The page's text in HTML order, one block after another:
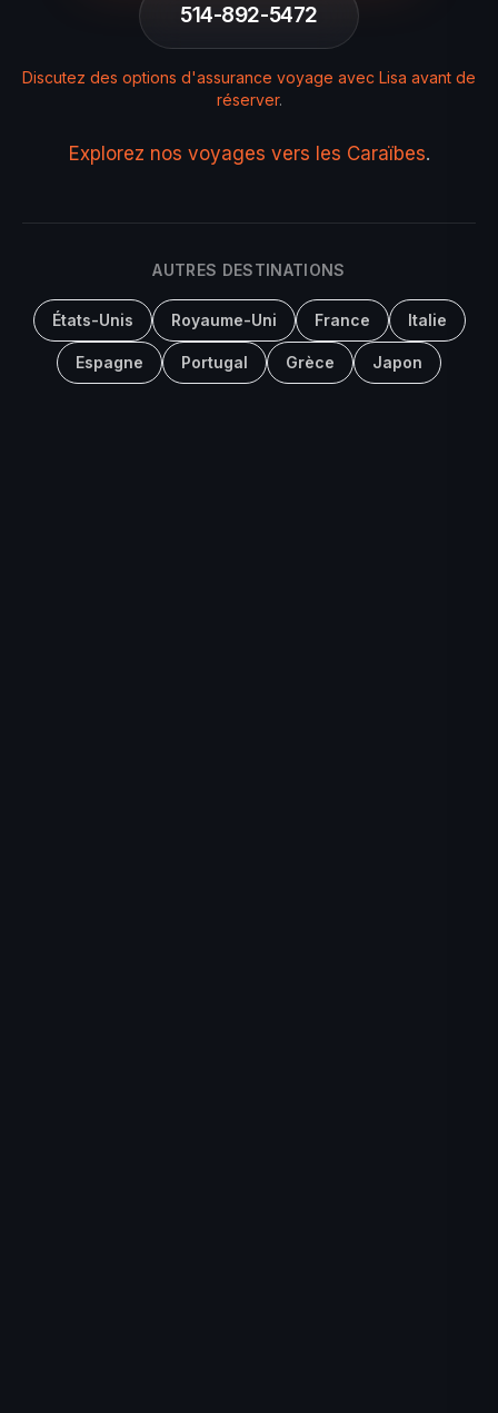
514-892-5472
Discutez des options d'assurance voyage avec Lisa avant de
réserver.
Explorez nos voyages vers les Caraïbes.
AUTRES DESTINATIONS
États-Unis Royaume-Uni France Italie
Espagne Portugal Grèce Japon